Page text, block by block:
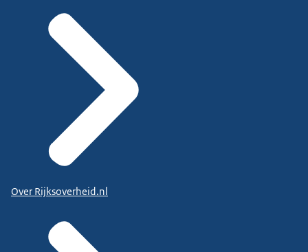
Over Rijksoverheid.nl